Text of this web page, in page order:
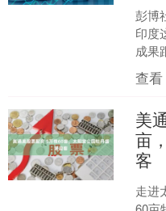
彭博
印度
成果
上
立起
查看
美
亩
客
走进